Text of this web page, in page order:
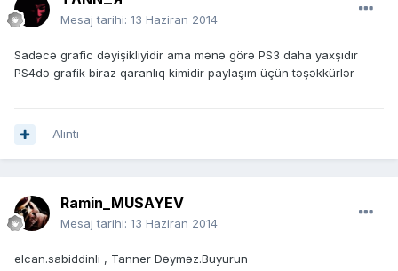
Mesaj tarihi: 13 Haziran 2014
Sadəcə grafic dəyişikliyidir ama mənə görə PS3 daha yaxşıdır
PS4də grafik biraz qaranlıq kimidir paylaşım üçün təşəkkürlər
Alıntı
Ramin_MUSAYEV
Mesaj tarihi: 13 Haziran 2014
elcan.sabiddinli , Tanner Dəyməz.Buyurun